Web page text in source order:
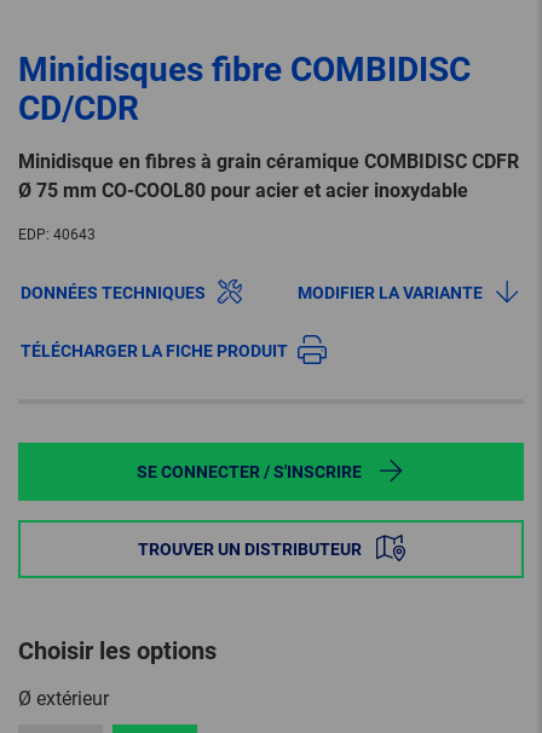
Minidisques fibre COMBIDISC
CD/CDR
Minidisque en fibres à grain céramique COMBIDISC CDFR
Ø 75 mm CO-COOL80 pour acier et acier inoxydable
EDP: 40643
DONNÉES TECHNIQUES MODIFIER LA VARIANTE
TÉLÉCHARGER LA FICHE PRODUIT
SE CONNECTER / S'INSCRIRE
TROUVER UN DISTRIBUTEUR
Choisir les options
Ø extérieur